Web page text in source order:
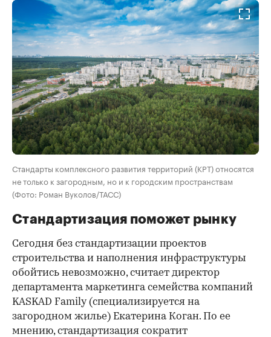
Стандарты комплексного развития территорий (КРТ) относятся
не только к загородным, но и к городским пространствам
(Фото: Роман Вуколов/ТАСС)
Стандартизация поможет рынку
Сегодня без стандартизации проектов
строительства и наполнения инфраструктуры
обойтись невозможно, считает директор
департамента маркетинга семейства компаний
KASKAD Family (специализируется на
загородном жилье) Екатерина Коган. По ее
мнению, стандартизация сократит